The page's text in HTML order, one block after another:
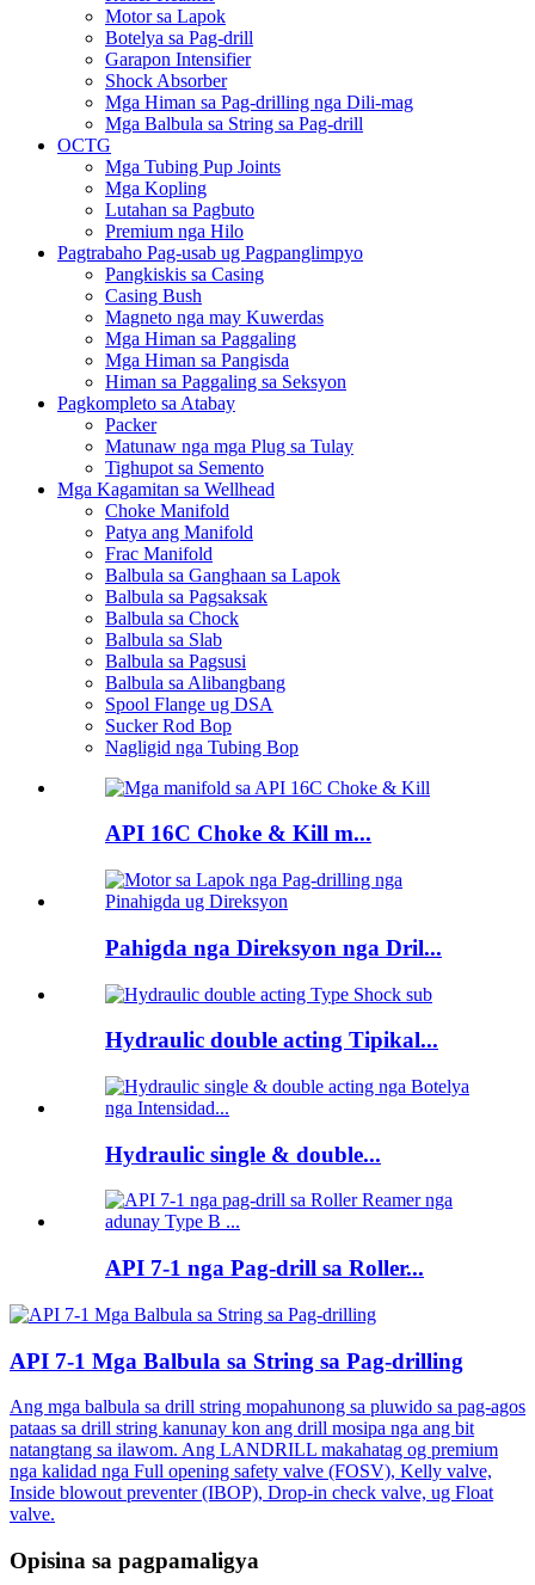
Motor sa Lapok
Botelya sa Pag-drill
Garapon Intensifier
Shock Absorber
Mga Himan sa Pag-drilling nga Dili-mag
Mga Balbula sa String sa Pag-drill
OCTG
Mga Tubing Pup Joints
Mga Kopling
Lutahan sa Pagbuto
Premium nga Hilo
Pagtrabaho Pag-usab ug Pagpanglimpyo
Pangkiskis sa Casing
Casing Bush
Magneto nga may Kuwerdas
Mga Himan sa Paggaling
Mga Himan sa Pangisda
Himan sa Paggaling sa Seksyon
Pagkompleto sa Atabay
Packer
Matunaw nga mga Plug sa Tulay
Tighupot sa Semento
Mga Kagamitan sa Wellhead
Choke Manifold
Patya ang Manifold
Frac Manifold
Balbula sa Ganghaan sa Lapok
Balbula sa Pagsaksak
Balbula sa Chock
Balbula sa Slab
Balbula sa Pagsusi
Balbula sa Alibangbang
Spool Flange ug DSA
Sucker Rod Bop
Nagligid nga Tubing Bop
API 16C Choke & Kill m...
Pahigda nga Direksyon nga Dril...
Hydraulic double acting Tipikal...
Hydraulic single & double...
API 7-1 nga Pag-drill sa Roller...
API 7-1 Mga Balbula sa String sa Pag-drilling
Ang mga balbula sa drill string mopahunong sa pluwido sa pag-agos
pataas sa drill string kanunay kon ang drill mosipa nga ang bit
natangtang sa ilawom. Ang LANDRILL makahatag og premium
nga kalidad nga Full opening safety valve (FOSV), Kelly valve,
Inside blowout preventer (IBOP), Drop-in check valve, ug Float
valve.
Opisina sa pagpamaligya